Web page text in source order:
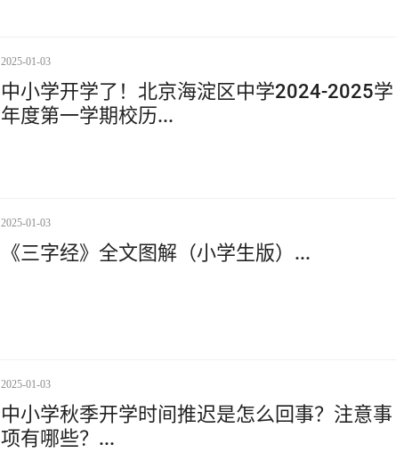
2025-01-03
中小学开学了！北京海淀区中学2024-2025学
年度第一学期校历...
2025-01-03
《三字经》全文图解（小学生版）...
2025-01-03
中小学秋季开学时间推迟是怎么回事？注意事
项有哪些？...